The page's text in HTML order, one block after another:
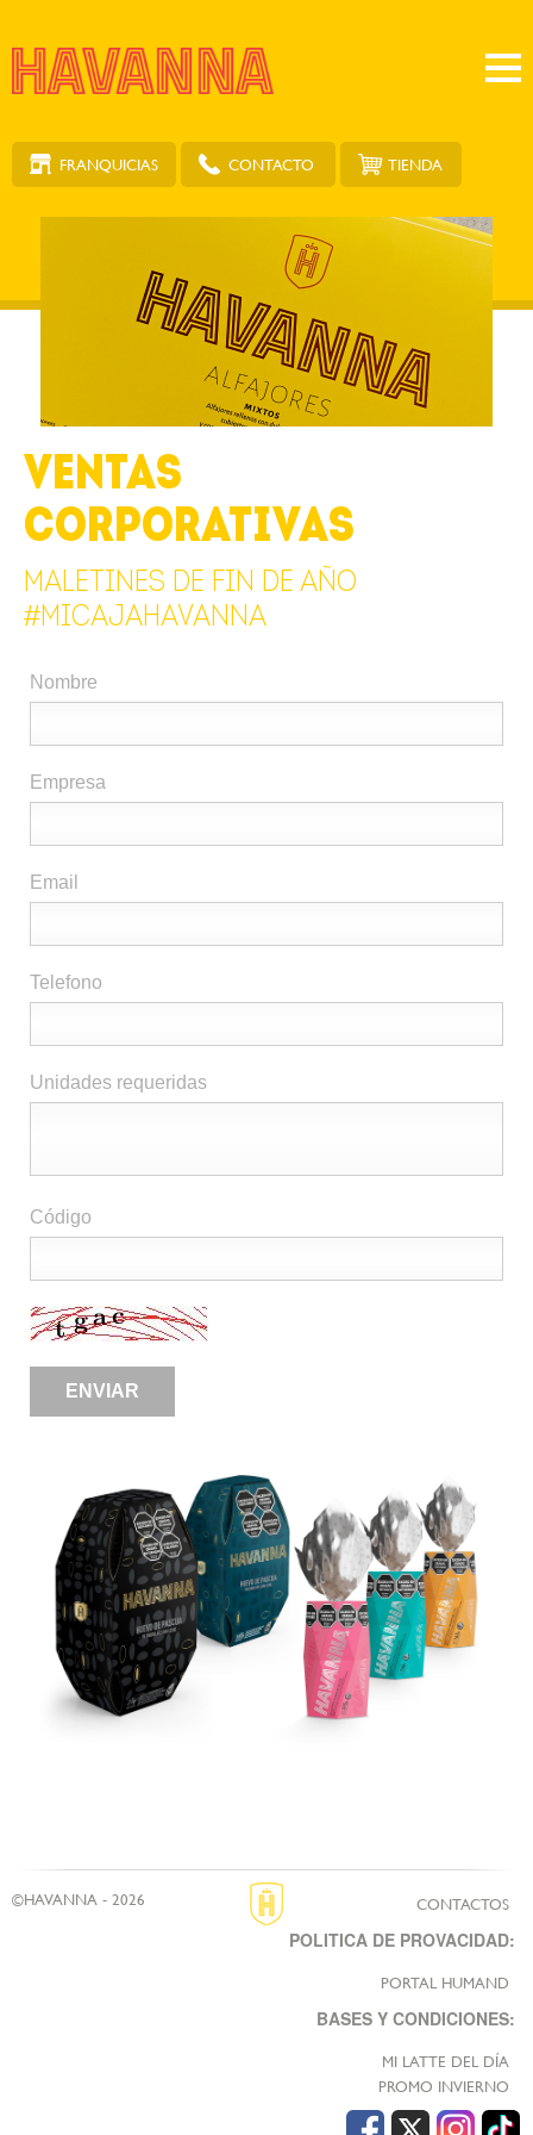
FRANQUICIAS CONTACTO TIENDA
VENTAS
CORPORATIVAS
MALETINES DE FIN DE AÑO
#MiCajaHavanna
Nombre
Empresa
Email
Telefono
Unidades requeridas
Código
©HAVANNA - 2026 CONTACTOS
POLITICA DE PROVACIDAD:
PORTAL HUMAND
BASES Y CONDICIONES:
MI LATTE DEL DÍA
PROMO INVIERNO